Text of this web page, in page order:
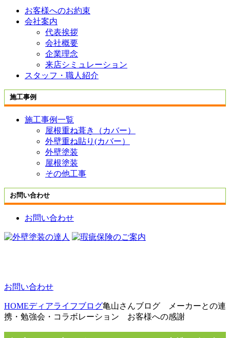
お客様へのお約束
会社案内
代表挨拶
会社概要
企業理念
来店シミュレーション
スタッフ・職人紹介
施工事例
施工事例一覧
屋根重ね葺き（カバー）
外壁重ね貼り(カバー）
外壁塗装
屋根塗装
その他工事
お問い合わせ
お問い合わせ
お問い合わせ
HOMEディアライフブログ亀山さんブログ メーカーとの連
携・勉強会・コラボレーション お客様への感謝